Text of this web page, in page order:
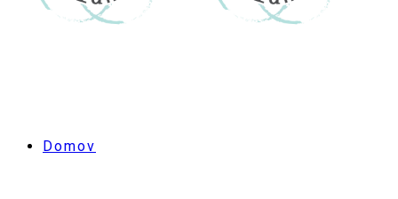
Domov